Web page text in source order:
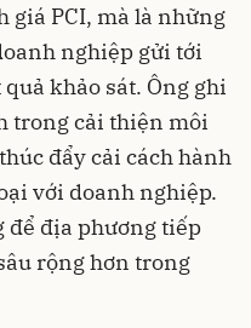
giá PCI, mà là những
nghiệp gửi tới
khảo sát. Ông ghi
trong cải thiện môi
đẩy cải cách hành
với doanh nghiệp.
để địa phương tiếp
rộng hơn trong